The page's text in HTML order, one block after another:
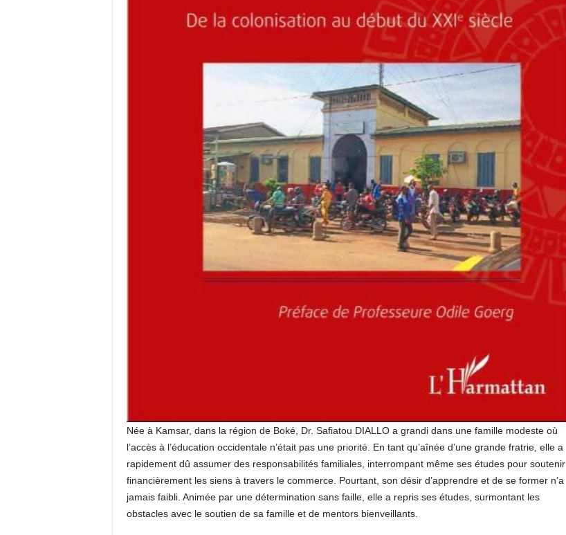
Née à Kamsar, dans la région de Boké, Dr. Safiatou DIALLO a grandi dans une famille modeste où
l’accès à l’éducation occidentale n’était pas une priorité. En tant qu’aînée d’une grande fratrie, elle a
rapidement dû assumer des responsabilités familiales, interrompant même ses études pour soutenir
financièrement les siens à travers le commerce. Pourtant, son désir d’apprendre et de se former n’a
jamais faibli. Animée par une détermination sans faille, elle a repris ses études, surmontant les
obstacles avec le soutien de sa famille et de mentors bienveillants.